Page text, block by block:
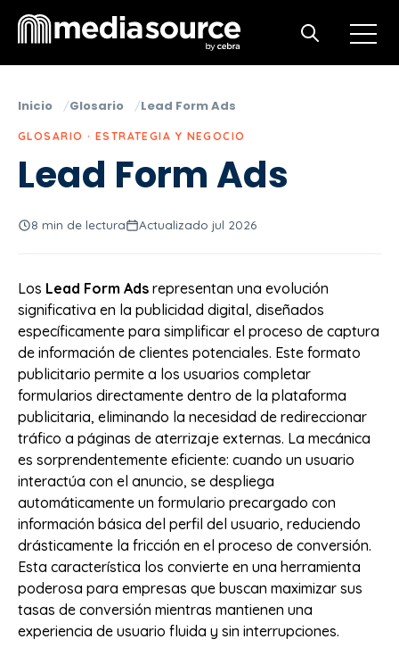
Open
Open search
Inicio Glosario Lead Form Ads
GLOSARIO · ESTRATEGIA Y NEGOCIO
Lead Form Ads
8 min de lectura Actualizado jul 2026
Los Lead Form Ads representan una evolución
significativa en la publicidad digital, diseñados
específicamente para simplificar el proceso de captura
de información de clientes potenciales. Este formato
publicitario permite a los usuarios completar
formularios directamente dentro de la plataforma
publicitaria, eliminando la necesidad de redireccionar
tráfico a páginas de aterrizaje externas. La mecánica
es sorprendentemente eficiente: cuando un usuario
interactúa con el anuncio, se despliega
automáticamente un formulario precargado con
información básica del perfil del usuario, reduciendo
drásticamente la fricción en el proceso de conversión.
Esta característica los convierte en una herramienta
poderosa para empresas que buscan maximizar sus
tasas de conversión mientras mantienen una
experiencia de usuario fluida y sin interrupciones.